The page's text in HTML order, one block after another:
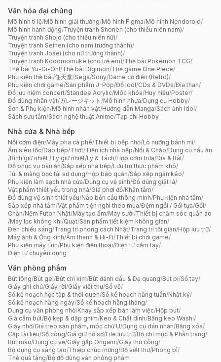
Văn hóa đại chúng
Mô hình tỉ lệ/Mô hình giải thưởng/Mô hình Figma/Mô hình Nendoroid/
Mô hình hành động/Truyện tranh Shonen (cho thiếu niên nam)/
Truyện tranh Shojo (cho thiếu niên nữ)/
Truyện tranh Seinen (cho nam trưởng thành)/
Truyện tranh Josei (cho nữ trưởng thành)/
Truyện tranh Kodomomuke (cho trẻ em)/Thẻ bài Pokémon TCG/
Thẻ bài Yu-Gi-Oh!/Thẻ bài Digimon/Thẻ game One Piece/
Phụ kiện thẻ bài/任天堂/Sega/Sony/Game cổ điển (Retro)/
Phụ kiện chơi game/Sản phẩm J-Pop/Đồ Idol/CDs & DVDs/Đĩa than/
Đồ lưu niệm concert/Standee Acrylic/Móc khóa/Huy hiệu/Poster/
Đồ dùng nhân vật/ガレージキット /Mô hình nhựa/Dụng cụ Hobby/
Sơn & Phụ kiện/Mô hình nhân vật/Hướng dẫn Manga/Sách ảnh Idol/
Sách sưu tầm/Sách nghệ thuật Anime/Tạp chí Hobby
Nhà cửa & Nhà bếp
Nồi cơm điện/Máy pha cà phê/Thiết bị bếp nhỏ/Lò nướng bánh mì/
Ấm siêu tốc/Dao bếp/Thớt/Tiện ích nhà bếp/Nồi & Chảo/Dụng cụ nấu ăn
/Bình giữ nhiệt / Ly giữ nhiệt/Ly & Tách/Hộp cơm trưa/Dĩa & Bát/
Đồ phục vụ bàn ăn/Sắp xếp nhà bếp/Lưu trữ thực phẩm khô/
Túi & màng bọc tái sử dụng/Hộp bảo quản/Sắp xếp ngăn kéo/
Phụ kiện làm sạch nhà cửa/Dụng cụ vệ sinh/Đồ dùng giặt là/
Vật phẩm thiết yếu trong nhà/Giá phơi đồ/Khăn tắm/
Đồ dùng vệ sinh thiết yếu/Nắp bồn cầu thông minh/Phụ kiện nhà tắm/
Sắp xếp nhà tắm/Vật phẩm tiện nghi theo mùa/Đệm ngồi / Gối tựa/Gối/
Chăn/Nệm Futon Nhật/Máy tạo ẩm/Máy sưởi/Thiết bị chăm sóc quần áo
/Máy lọc không khí/Quạt/Sản phẩm tiết kiệm không gian/
Đèn chiếu sáng/Trang trí phong cách Nhật/Trang trí tối giản/Hộp lưu trữ/
Máy ảnh & Ống kính/Âm thanh & Hi-Fi/Thiết bị chơi game/
Phụ kiện máy tính/Phụ kiện điện thoại/Điện tử cầm tay/
Điện tử chuyên dụng
Văn phòng phẩm
Bút lông/Bút gel/Bút chì kim/Bút đánh dấu & Dạ quang/Bút bi/Sổ tay/
Giấy ghi chú/Giấy rời/Giấy viết thư/Sổ vẽ/
Sổ kế hoạch học tập & thói quen/Sổ kế hoạch hằng tuần/Nhật ký/
Sổ kế hoạch hằng ngày/Sổ kế hoạch hằng tháng/
Dụng cụ văn phòng nhỏ/Khay sắp xếp bàn làm việc/Hộp bút/
Giá cắm bút/Bộ kẹp & dập ghim/Keo & Chất dính/Băng keo Washi/
Giấy nhớ/Giá treo sản phẩm, móc chữ U/Dụng cụ dán nhãn/Băng xóa/
Cặp tài liệu/Sổ còng/Giá giữ hồ sơ/File lưu trữ/Bộ chỉ mục & Phân trang/
Bút màu/Dụng cụ vẽ/Giấy gấp Origami/Giấy thủ công/
Bộ dụng cụ sáng tạo/Thiệp chúc mừng/Bộ viết thư/Phong bì/
Thẻ quà tặng/Bộ đồ dùng văn phòng phẩm